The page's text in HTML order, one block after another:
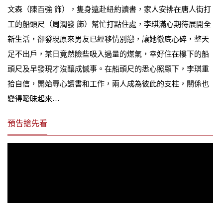
文森（陳百強 飾），隻身遠赴紐約讀書，家人安排在唐人街打
工的船頭尺（周潤發 飾）幫忙打點住處，李琪滿心期待展開全
新生活，卻發現原來男友已經移情別戀，讓她徹底心碎，整天
足不出戶，某日竟然險些吸入過量的煤氣，幸好住在樓下的船
頭尺及早發現才沒釀成憾事。在船頭尺的悉心照顧下，李琪重
拾自信，開始專心讀書和工作，兩人成為彼此的支柱，關係也
變得曖昧起來…
預告搶先看